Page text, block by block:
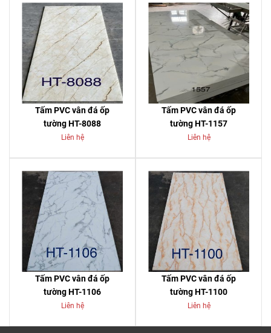
Tấm PVC vân đá ốp
tường HT-8088
Liên hệ
Tấm PVC vân đá ốp
tường HT-1157
Liên hệ
Tấm PVC vân đá ốp
tường HT-1106
Liên hệ
Tấm PVC vân đá ốp
tường HT-1100
Liên hệ